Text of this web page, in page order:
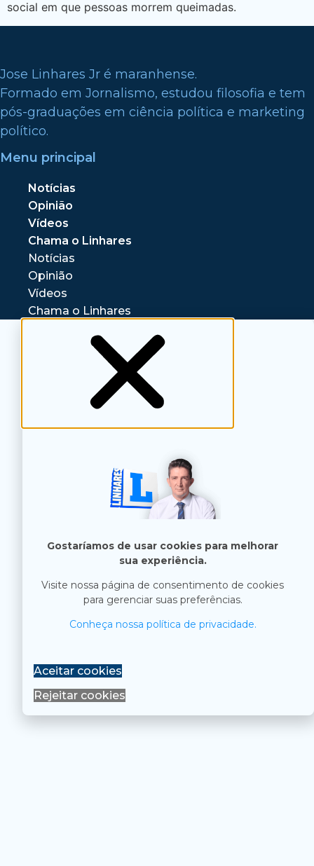
social em que pessoas morrem queimadas.
Jose Linhares Jr é maranhense.
Formado em Jornalismo, estudou filosofia e tem
pós-graduações em ciência política e marketing
político.
Menu principal
Notícias
Opinião
Vídeos
Chama o Linhares
Notícias
Opinião
Vídeos
Chama o Linhares
Gostaríamos de usar cookies para melhorar
sua experiência.
Visite nossa página de consentimento de cookies
para gerenciar suas preferências.
Conheça nossa política de privacidade.
Aceitar cookies
Rejeitar cookies